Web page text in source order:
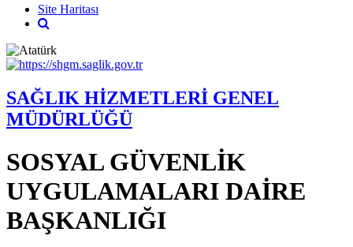
Site Haritası
SAĞLIK HİZMETLERİ GENEL
MÜDÜRLÜĞÜ
SOSYAL GÜVENLİK
UYGULAMALARI DAİRE
BAŞKANLIĞI